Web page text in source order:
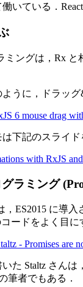
いている．
ミングは，Rx
うに，ドラッ
6 mouse drag
下記のスライド
with RxJS
ラミング
，ES2015 に導
コードをよく目
- Promises are
た Staltz さんは，
筆者でもある．